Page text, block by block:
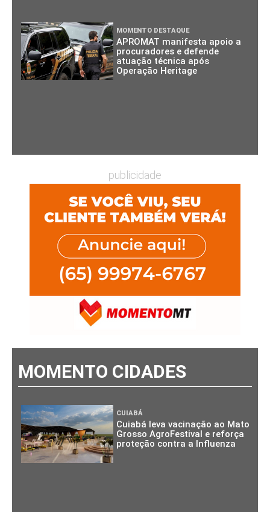
MOMENTO DESTAQUE
APROMAT manifesta apoio a
procuradores e defende
atuação técnica após
Operação Heritage
publicidade
MOMENTO CIDADES
CUIABÁ
Cuiabá leva vacinação ao Mato
Grosso AgroFestival e reforça
proteção contra a Influenza